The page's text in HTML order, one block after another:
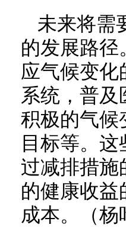
未来将需
的发展路径
应气候变化
系统，普及
积极的气候
目标等。
过减排措施
的健康收益
成本。（杨